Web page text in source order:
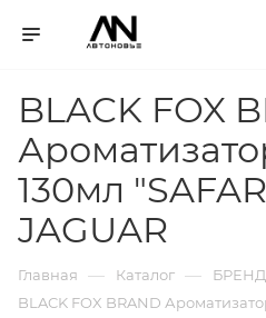
BLACK FOX
130мл
JAGUAR
Главная — Каталог —
BLACK FOX BRAND